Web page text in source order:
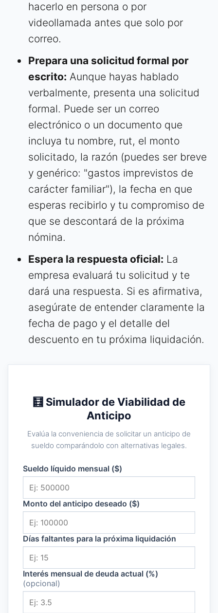
hacerlo en persona o por
videollamada antes que solo por
correo.
Prepara una solicitud formal por
escrito: Aunque hayas hablado
verbalmente, presenta una solicitud
formal. Puede ser un correo
electrónico o un documento que
incluya tu nombre, rut, el monto
solicitado, la razón (puedes ser breve
y genérico: "gastos imprevistos de
carácter familiar"), la fecha en que
esperas recibirlo y tu compromiso de
que se descontará de la próxima
nómina.
Espera la respuesta oficial: La
empresa evaluará tu solicitud y te
dará una respuesta. Si es afirmativa,
asegúrate de entender claramente la
fecha de pago y el detalle del
descuento en tu próxima liquidación.
🧮 Simulador de Viabilidad de
Anticipo
Evalúa la conveniencia de solicitar un anticipo de
sueldo comparándolo con alternativas legales.
Sueldo líquido mensual ($)
Monto del anticipo deseado ($)
Días faltantes para la próxima liquidación
Interés mensual de deuda actual (%)
(opcional)